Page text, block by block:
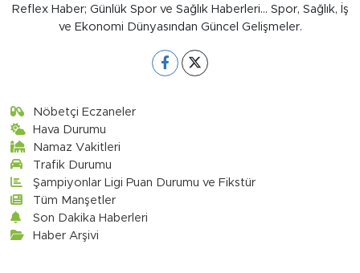
Reflex Haber; Günlük Spor ve Sağlık Haberleri... Spor, Sağlık, İş
ve Ekonomi Dünyasından Güncel Gelişmeler.
Nöbetçi Eczaneler
Hava Durumu
Namaz Vakitleri
Trafik Durumu
Şampiyonlar Ligi Puan Durumu ve Fikstür
Tüm Manşetler
Son Dakika Haberleri
Haber Arşivi